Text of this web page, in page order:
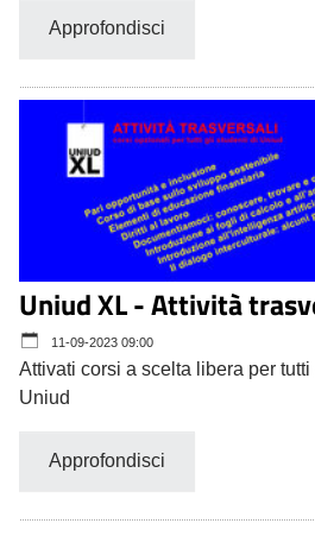
Approfondisci
Uniud XL - Attività
11-09-2023 09:00
Attivati corsi a scelta libera per
Uniud
Approfondisci